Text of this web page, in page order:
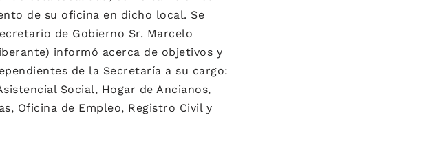
de su oficina en dicho local. Se
de Gobierno Sr. Marcelo
informó acerca de objetivos y
de la Secretaría a su cargo:
Social, Hogar de Ancianos,
Oficina de Empleo, Registro Civil y